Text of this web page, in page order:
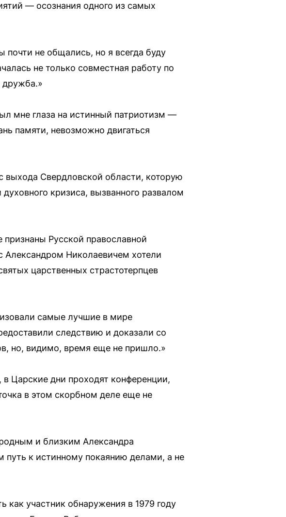
— осознания одного из самых
не общались, но я всегда буду
не только совместная работу по
дружба.»
мне глаза на истинный патриотизм —
памяти, невозможно двигаться
выхода Свердловской области, которую
кризиса, вызванного развалом
признаны Русской православной
Николаевичем хотели
царственных страстотерпцев
самые лучшие в мире
следствию и доказали со
но, видимо, время еще не пришло.»
Царские дни проходят конференции,
в этом скорбном деле еще не
и близким Александра
путь к истинному покаянию делами, а не
как участник обнаружения в 1979 году